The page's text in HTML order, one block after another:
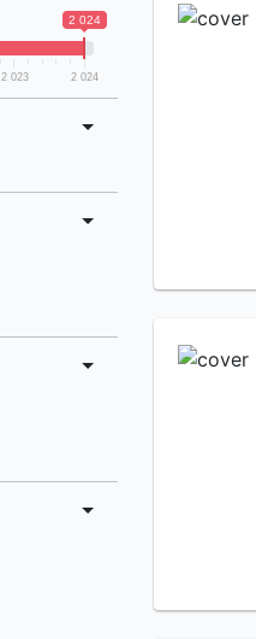
2 024
2 023 2 024